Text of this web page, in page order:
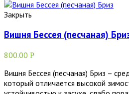
Закрыть
Вишня Бессея (песчаная)
800.00 Р
Вишня Бессея (песчаная) Бриз –
который отличается высокой